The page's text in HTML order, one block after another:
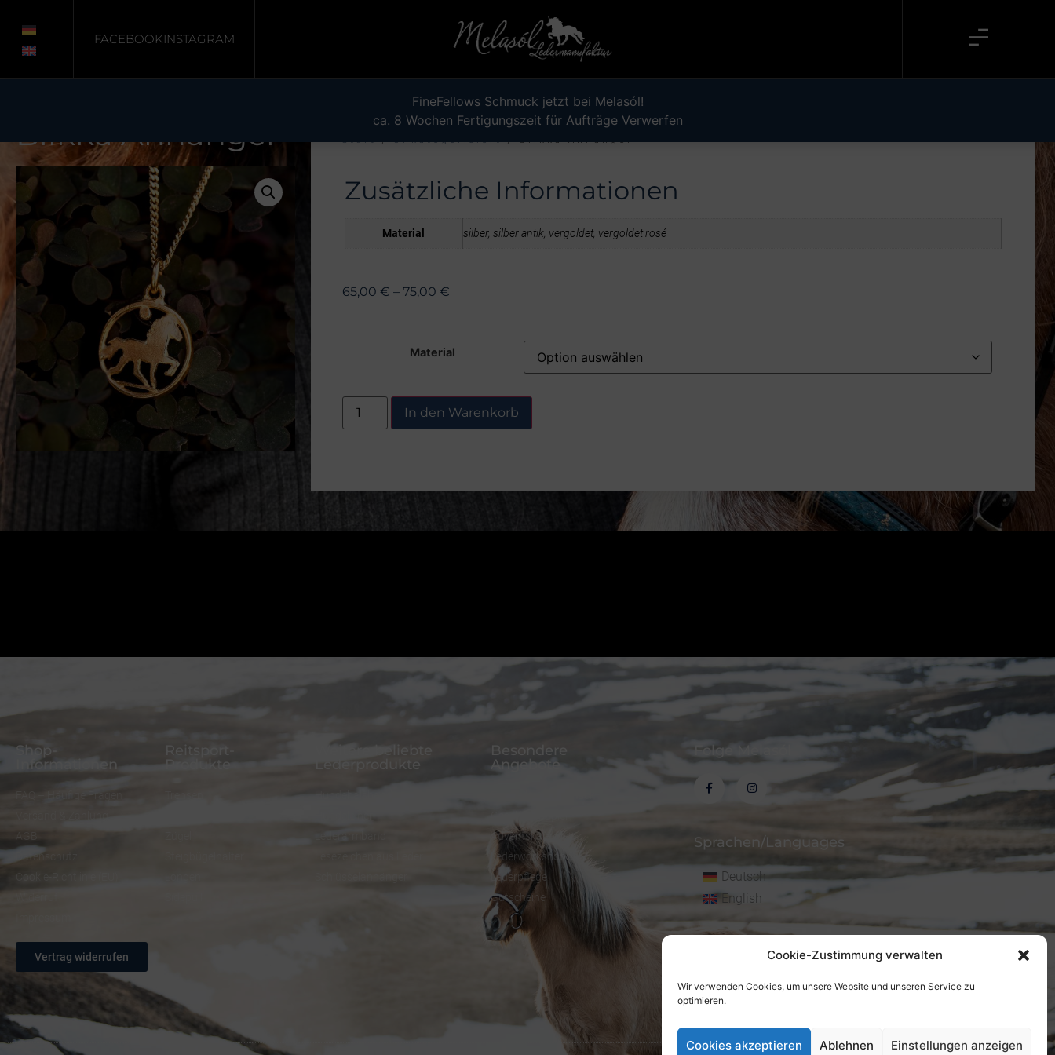
Cookie-Zustimmung verwalten
Wir verwenden Cookies, um unsere Website und unseren Service zu
optimieren.
Cookies akzeptieren Ablehnen Einstellungen anzeigen
FineFellows Schmuck jetzt bei Melasól!
ca. 8 Wochen Fertigungszeit für Aufträge Verwerfen
FACEBOOKINSTAGRAM
Blikka Anhänger Start/Unkategorisiert/ Blikka Anhänger
Zusätzliche Informationen
Material silber, silber antik, vergoldet, vergoldet rosé
65,00 € – 75,00 €
Material
In den Warenkorb
Shop-
Informationen
FAQ – Häufige Fragen
Datenschutz
Cookie-Richtlinie (EU)
Vertrag widerrufen
Reitsport-
Produkte
Lederprodukte
Besondere
Angebote
Adventskalender
Lederworkshops
Lederpflege
Gutscheine
Folge Melasól
Sprachen/Languages
Deutsch
English